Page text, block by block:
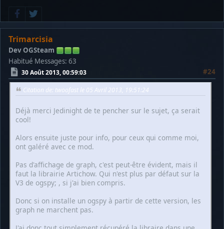
Trimarcisia
Dev OGSteam
Habitué Messages: 63
30 Août 2013, 00:59:03 #24
Citation de: twoofast le 05 Avril 2013, 19:51:24
Déjà merci Jedinight de te pencher sur le sujet, ça serait
cool!
Alors ensuite juste pour info, pour ceux qui comme moi,
ont galéré avec ce mod.
Pas d'affichage de graph, c'est peut-être évident, mais il
faut la librairie Artichow. Qui n'est plus par défaut sur la
V3 de ogspy; , si j'ai bien compris.
Donc si on installe un ogspy à partir de cette version, les
graph ne marchent pas.